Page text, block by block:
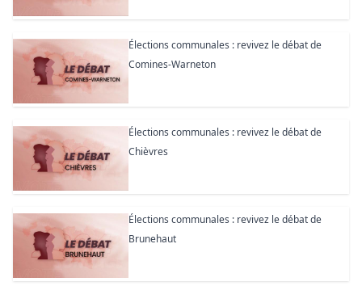
Élections communales : revivez le débat de
Comines-Warneton
Élections communales : revivez le débat de
Chièvres
Élections communales : revivez le débat de
Brunehaut